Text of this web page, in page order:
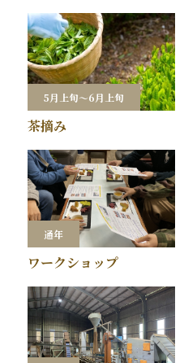
5月上旬～6月上旬
茶摘み
通年
ワークショップ